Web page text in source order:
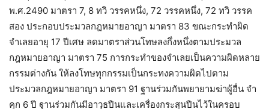
พ.ศ.2490 มาตรา 7, 8 ทวิ วรรคหนึ่ง, 72 วรรคหนึ่ง, 72 ทวิ วรรค
สอง ประกอบประมวลกฎหมายอาญา มาตรา 83 ขณะกระทำผิด
จำเลยอายุ 17 ปีเศษ ลดมาตราส่วนโทษลงกึ่งหนึ่งตามประมวล
กฎหมายอาญา มาตรา 75 การกระทำของจำเลยเป็นความผิดหลาย
กรรมต่างกัน ให้ลงโทษทุกกรรมเป็นกระทงความผิดไปตาม
ประมวลกฎหมายอาญา มาตรา 91 ฐานร่วมกันพยายามฆ่าผู้อื่น จำ
คุก 6 ปี ฐานร่วมกันมีอาวุธปืนและเครื่องกระสุนปืนไว้ในครอบ